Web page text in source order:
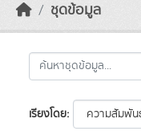
ชุดข้อมูล
เรียงโดย